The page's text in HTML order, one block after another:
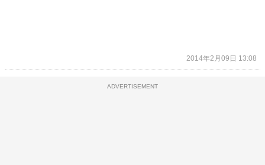
2014年2月09日 13:08
ADVERTISEMENT